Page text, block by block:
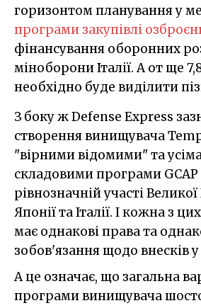
горизонтом планування у
програми закупівлі
фінансування оборонних
міноборони Італії. А от ще
необхідно буде виділити
З боку ж Defense Express
створення винищувача
"вірними відомими" та
складовими програми GCAP
рівнозначній участі Великої
Японії та Італії. І кожна з
має однакові права та
зобов'язання щодо внесків
А це означає, що загальна
програми винищувача